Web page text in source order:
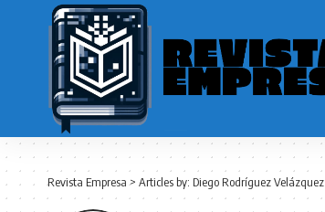
Revista Empresa> Articles by: Diego Rodríguez Velázquez